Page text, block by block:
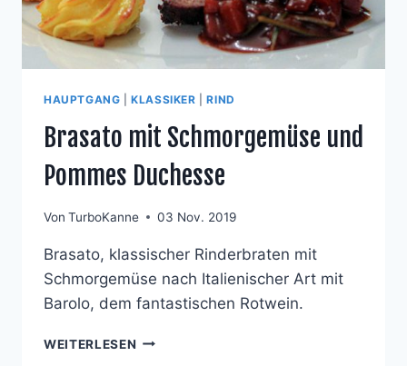
HAUPTGANG |KLASSIKER |RIND
Brasato mit Schmorgemüse und
Pommes Duchesse
Von TurboKanne 03 Nov. 2019
Brasato, klassischer Rinderbraten mit
Schmorgemüse nach Italienischer Art mit
Barolo, dem fantastischen Rotwein.
WEITERLESEN BRASATO